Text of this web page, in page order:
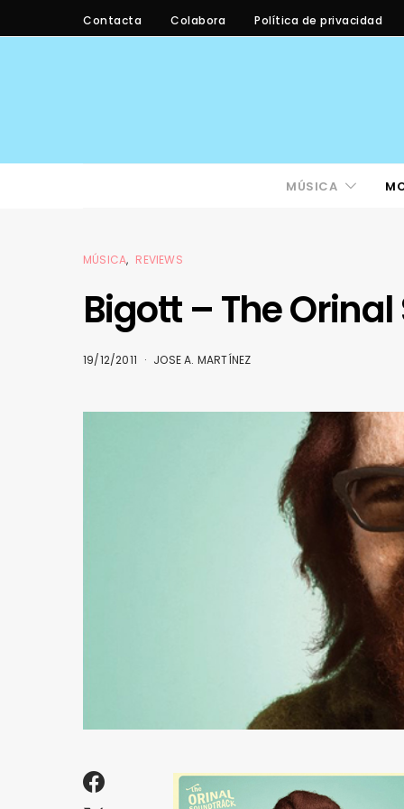
Contacta Colabora Política de privacidad
MÚSICA
MÚSICA REVIEWS
Bigott – The
19/12/2011 JOSE A. MARTÍNEZ